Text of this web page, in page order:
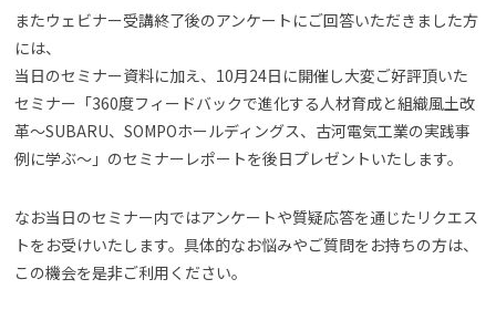
またウェビナー受講終了後のアンケートにご回答いただきました方
には、
当日のセミナー資料に加え、10月24日に開催し大変ご好評頂いた
セミナー「360度フィードバックで進化する人材育成と組織風土改
革～SUBARU、SOMPOホールディングス、古河電気工業の実践事
例に学ぶ～」のセミナーレポートを後日プレゼントいたします。
なお当日のセミナー内ではアンケートや質疑応答を通じたリクエス
トをお受けいたします。具体的なお悩みやご質問をお持ちの方は、
この機会を是非ご利用ください。